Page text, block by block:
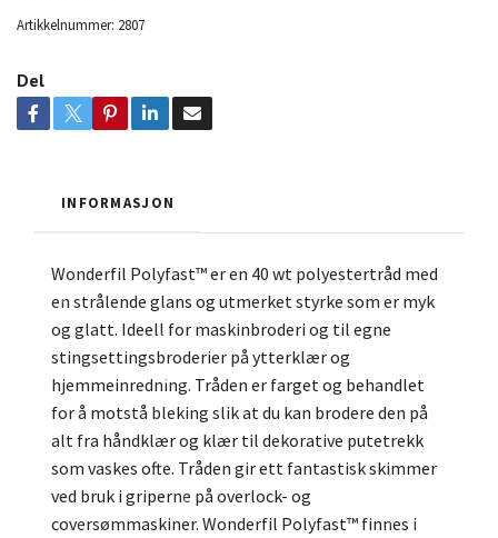
Artikkelnummer: 2807
Del
INFORMASJON
Wonderfil Polyfast™ er en 40 wt polyestertråd med
en strålende glans og utmerket styrke som er myk
og glatt. Ideell for maskinbroderi og til egne
stingsettingsbroderier på ytterklær og
hjemmeinredning. Tråden er farget og behandlet
for å motstå bleking slik at du kan brodere den på
alt fra håndklær og klær til dekorative putetrekk
som vaskes ofte. Tråden gir ett fantastisk skimmer
ved bruk i griperne på overlock- og
coversømmaskiner. Wonderfil Polyfast™ finnes i